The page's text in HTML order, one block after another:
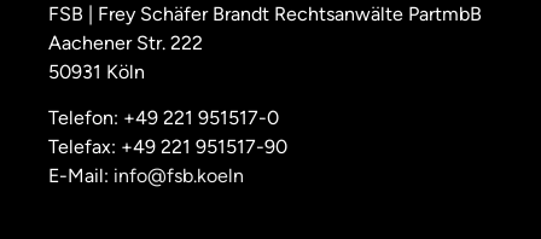
FSB | Frey Schäfer Brandt Rechtsanwälte PartmbB
Aachener Str. 222
50931 Köln
Telefon: +49 221 951517-0
Telefax: +49 221 951517-90
E-Mail: info@fsb.koeln